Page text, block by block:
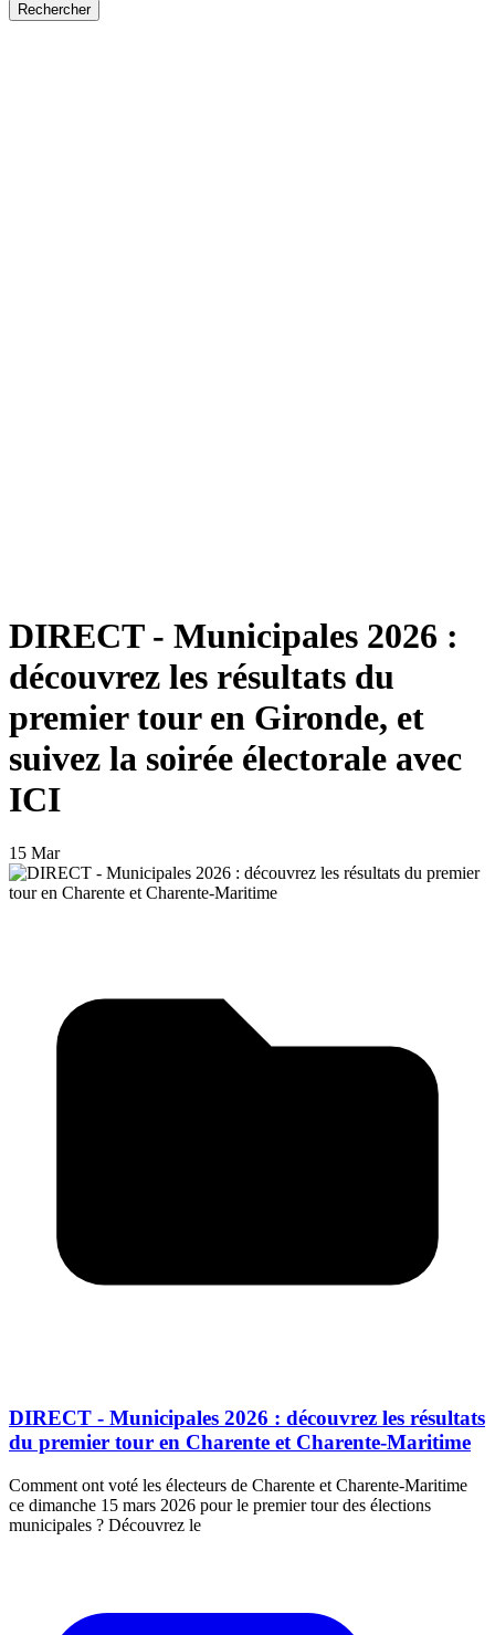
Rechercher
DIRECT - Municipales 2026 :
découvrez les résultats du
premier tour en Gironde, et
suivez la soirée électorale avec
ICI
15 Mar
DIRECT - Municipales 2026 : découvrez les résultats
du premier tour en Charente et Charente-Maritime
Comment ont voté les électeurs de Charente et Charente-Maritime
ce dimanche 15 mars 2026 pour le premier tour des élections
municipales ? Découvrez le